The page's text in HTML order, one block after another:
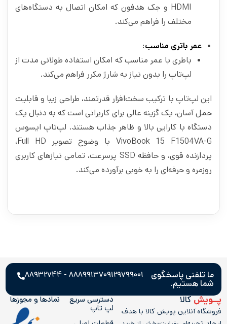
HDMI و جک هدفون که امکان اتصال به دستگاه‌های
مختلف را فراهم می‌کند.
عمر باتری مناسب:
باطری با عمر مناسب که امکان استفاده طولانی مدت از
لپ‌تاپ را بدون نیاز به شارژ مکرر فراهم می‌کند.
این لپ‌تاپ با ترکیب سخت‌افزار قدرتمند، طراحی زیبا و قابلیت
حمل آسان، یک گزینه عالی برای کاربرانی است که به دنبال یک
دستگاه با کارایی بالا و ظاهر جذاب هستند. لپ‌تاپ ایسوس
VivoBook 15 F1504VA-G با وضوح تصویر Full HD،
پردازنده قوی، و حافظه SSD پرسرعت، تمامی نیازهای کاربری
روزمره و حرفه‌ای را به خوبی برآورده می‌کند.
ما تلفنی پاسخگوی
شما هستیم.
۰۹۱۲۹۷۹۹۰۰۱۸۸۸۹۹۱۳۷ - ۸۸۹۳۲۷۴۴
پــویشکالا
فروشگاه آنلاین پویش کالا با هدف
دسترسی سریع
لپ تاپ
نمادها و مجوز‌ها